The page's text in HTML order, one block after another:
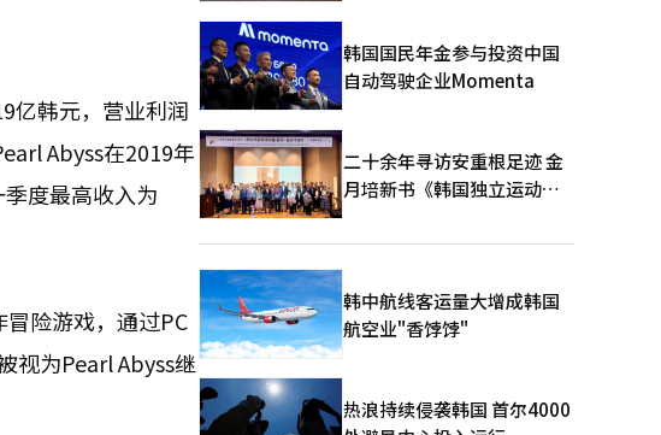
亿韩元，营业利润
Abyss在2019年
度最高收入为
险游戏，通过PC
视为Pearl Abyss继
韩国国民年金参与投资中国
自动驾驶企业Momenta
二十余年寻访安重根足迹 金
月培新书《韩国独立运动圣
版
韩中航线客运量大增成韩国
航空业"香饽饽"
热浪持续侵袭韩国 首尔4000